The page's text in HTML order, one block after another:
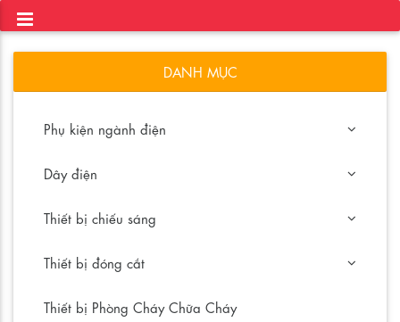
DANH MỤC
Phụ kiện ngành điện
Dây điện
Thiết bị chiếu sáng
Thiết bị đóng cắt
Thiết bị Phòng Cháy Chữa Cháy